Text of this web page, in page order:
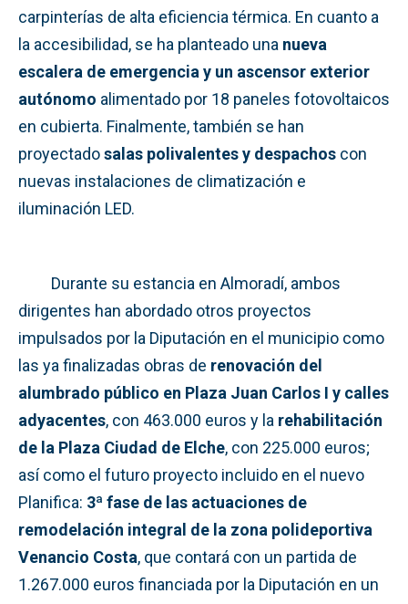
carpinterías de alta eficiencia térmica. En cuanto a
la accesibilidad, se ha planteado una nueva
escalera de emergencia y un ascensor exterior
autónomo alimentado por 18 paneles fotovoltaicos
en cubierta. Finalmente, también se han
proyectadosalas polivalentes y despachos con
nuevas instalaciones de climatización e
iluminación LED.
Durante su estancia en Almoradí, ambos
dirigentes han abordado otros proyectos
impulsados por la Diputación en el municipio como
las ya finalizadas obras de renovación del
alumbrado público en Plaza Juan Carlos I y calles
adyacentes, con 463.000 euros y la rehabilitación
de la Plaza Ciudad de Elche, con 225.000 euros;
así como el futuro proyecto incluido en el nuevo
Planifica: 3ª fase de las actuaciones de
remodelación integral de la zona polideportiva
Venancio Costa, que contará con un partida de
1.267.000 euros financiada por la Diputación en un